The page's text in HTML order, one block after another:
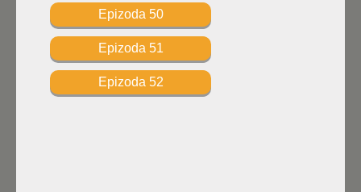
Epizoda 50
Epizoda 51
Epizoda 52